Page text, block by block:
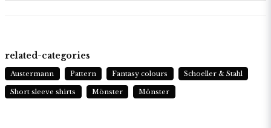
related-categories
Austermann Pattern Fantasy colours Schoeller & Stahl
Short sleeve shirts Mönster Mönster